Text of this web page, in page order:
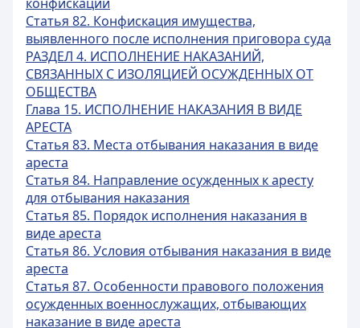
Статья 82. Конфискация имущества,
выявленного после исполнения приговора суда
РАЗДЕЛ 4. ИСПОЛНЕНИЕ НАКАЗАНИЙ,
СВЯЗАННЫХ С ИЗОЛЯЦИЕЙ ОСУЖДЕННЫХ ОТ
ОБЩЕСТВА
Глава 15. ИСПОЛНЕНИЕ НАКАЗАНИЯ В ВИДЕ
АРЕСТА
Статья 83. Места отбывания наказания в виде
ареста
Статья 84. Направление осужденных к аресту
для отбывания наказания
Статья 85. Порядок исполнения наказания в
виде ареста
Статья 86. Условия отбывания наказания в виде
ареста
Статья 87. Особенности правового положения
осужденных военнослужащих, отбывающих
наказание в виде ареста